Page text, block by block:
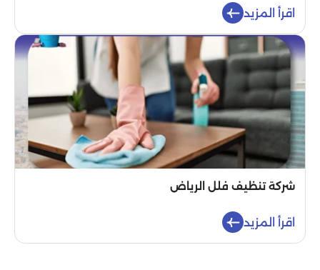
اقرأ المزيد
شركة تنظيف فلل الرياض
اقرأ المزيد